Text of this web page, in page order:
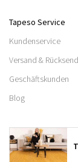
Tapeso Service
Kundenservice
Versand &
Geschäftskunden
Blog